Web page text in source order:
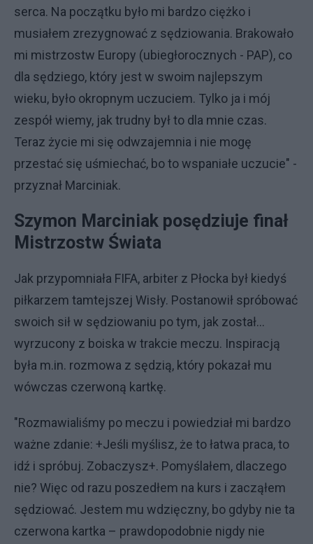
serca. Na początku było mi bardzo ciężko i
musiałem zrezygnować z sędziowania. Brakowało
mi mistrzostw Europy (ubiegłorocznych - PAP), co
dla sędziego, który jest w swoim najlepszym
wieku, było okropnym uczuciem. Tylko ja i mój
zespół wiemy, jak trudny był to dla mnie czas.
Teraz życie mi się odwzajemnia i nie mogę
przestać się uśmiechać, bo to wspaniałe uczucie" -
przyznał Marciniak.
Szymon Marciniak posędziuje finał
Mistrzostw Świata
Jak przypomniała FIFA, arbiter z Płocka był kiedyś
piłkarzem tamtejszej Wisły. Postanowił spróbować
swoich sił w sędziowaniu po tym, jak został...
wyrzucony z boiska w trakcie meczu. Inspiracją
była m.in. rozmowa z sędzią, który pokazał mu
wówczas czerwoną kartkę.
"Rozmawialiśmy po meczu i powiedział mi bardzo
ważne zdanie: +Jeśli myślisz, że to łatwa praca, to
idź i spróbuj. Zobaczysz+. Pomyślałem, dlaczego
nie? Więc od razu poszedłem na kurs i zacząłem
sędziować. Jestem mu wdzięczny, bo gdyby nie ta
czerwona kartka – prawdopodobnie nigdy nie